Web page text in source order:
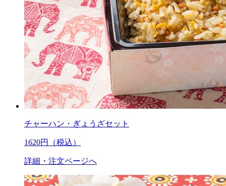
チャーハン・ぎょうざセット
1620円（税込）
詳細・注文ページへ